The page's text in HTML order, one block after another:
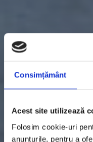
Consimțământ
Acest site utilizează
Folosim cookie-uri
anunțurile, pentru a